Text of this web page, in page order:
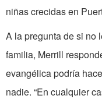
niñas crecidas en
A la pregunta de si no
familia, Merrill
evangélica podría
nadie. “En cualquier